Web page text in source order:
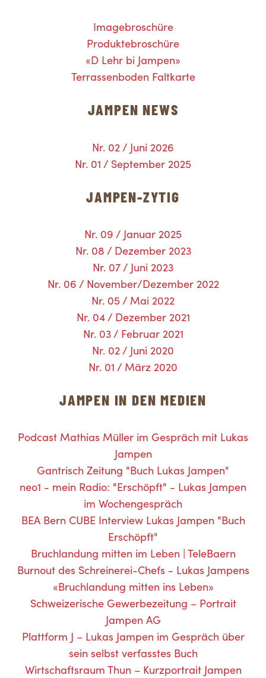
Imagebroschüre
Produktebroschüre
«D Lehr bi Jampen»
Terrassenboden Faltkarte
JAMPEN NEWS
Nr. 02 / Juni 2026
Nr. 01 / September 2025
JAMPEN-ZYTIG
Nr. 09 / Januar 2025
Nr. 08 / Dezember 2023
Nr. 07 / Juni 2023
Nr. 06 / November/Dezember 2022
Nr. 05 / Mai 2022
Nr. 04 / Dezember 2021
Nr. 03 / Februar 2021
Nr. 02 / Juni 2020
Nr. 01 / März 2020
JAMPEN IN DEN MEDIEN
Podcast Mathias Müller im Gespräch mit Lukas
Jampen
Gantrisch Zeitung "Buch Lukas Jampen"
neo1 - mein Radio: "Erschöpft" - Lukas Jampen
im Wochengespräch
BEA Bern CUBE Interview Lukas Jampen "Buch
Erschöpft"
Bruchlandung mitten im Leben | TeleBaern
Burnout des Schreinerei-Chefs - Lukas Jampens
«Bruchlandung mitten ins Leben»
Schweizerische Gewerbezeitung – Portrait
Jampen AG
Plattform J – Lukas Jampen im Gespräch über
sein selbst verfasstes Buch
Wirtschaftsraum Thun – Kurzportrait Jampen